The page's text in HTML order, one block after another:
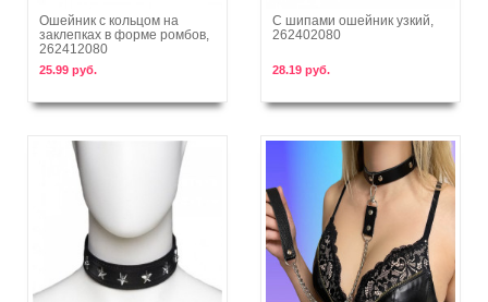
В корзину
Ошейник с кольцом на
заклепках в форме ромбов,
262412080
25.99 руб.
С шипами ошейник узкий,
262402080
28.19 руб.